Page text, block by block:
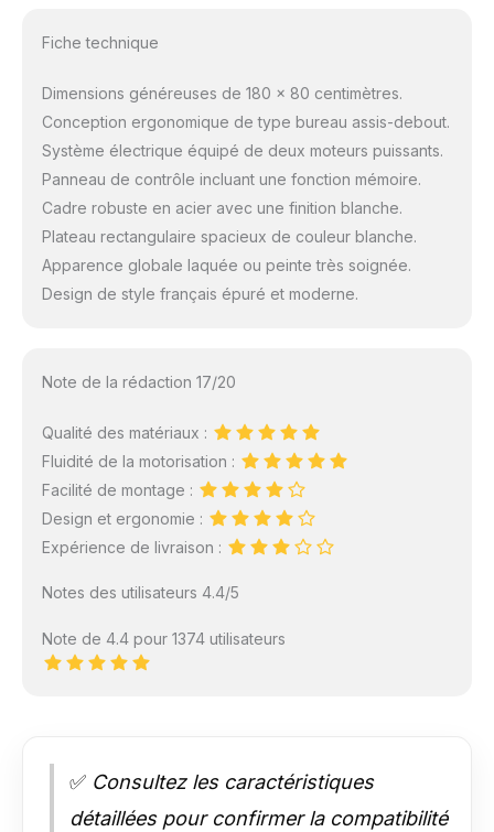
Fiche technique
Dimensions généreuses de 180 x 80 centimètres.
Conception ergonomique de type bureau assis-debout.
Système électrique équipé de deux moteurs puissants.
Panneau de contrôle incluant une fonction mémoire.
Cadre robuste en acier avec une finition blanche.
Plateau rectangulaire spacieux de couleur blanche.
Apparence globale laquée ou peinte très soignée.
Design de style français épuré et moderne.
Note de la rédaction 17/20
Qualité des matériaux :
Fluidité de la motorisation :
Facilité de montage :
Design et ergonomie :
Expérience de livraison :
Notes des utilisateurs 4.4/5
Note de 4.4 pour 1374 utilisateurs
✅ Consultez les caractéristiques
détaillées pour confirmer la compatibilité